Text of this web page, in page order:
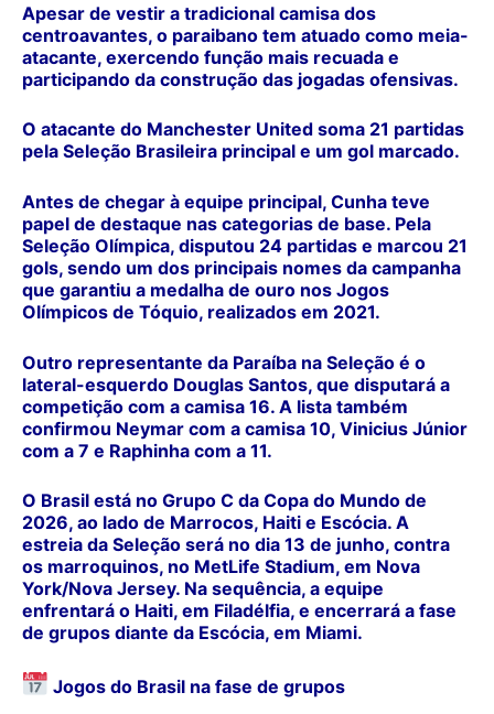
Apesar de vestir a tradicional camisa dos
centroavantes, o paraibano tem atuado como meia-
atacante, exercendo função mais recuada e
participando da construção das jogadas ofensivas.
O atacante do Manchester United soma 21 partidas
pela Seleção Brasileira principal e um gol marcado.
Antes de chegar à equipe principal, Cunha teve
papel de destaque nas categorias de base. Pela
Seleção Olímpica, disputou 24 partidas e marcou 21
gols, sendo um dos principais nomes da campanha
que garantiu a medalha de ouro nos Jogos
Olímpicos de Tóquio, realizados em 2021.
Outro representante da Paraíba na Seleção é o
lateral-esquerdo Douglas Santos, que disputará a
competição com a camisa 16. A lista também
confirmou Neymar com a camisa 10, Vinicius Júnior
com a 7 e Raphinha com a 11.
O Brasil está no Grupo C da Copa do Mundo de
2026, ao lado de Marrocos, Haiti e Escócia. A
estreia da Seleção será no dia 13 de junho, contra
os marroquinos, no MetLife Stadium, em Nova
York/Nova Jersey. Na sequência, a equipe
enfrentará o Haiti, em Filadélfia, e encerrará a fase
de grupos diante da Escócia, em Miami.
Jogos do Brasil na fase de grupos